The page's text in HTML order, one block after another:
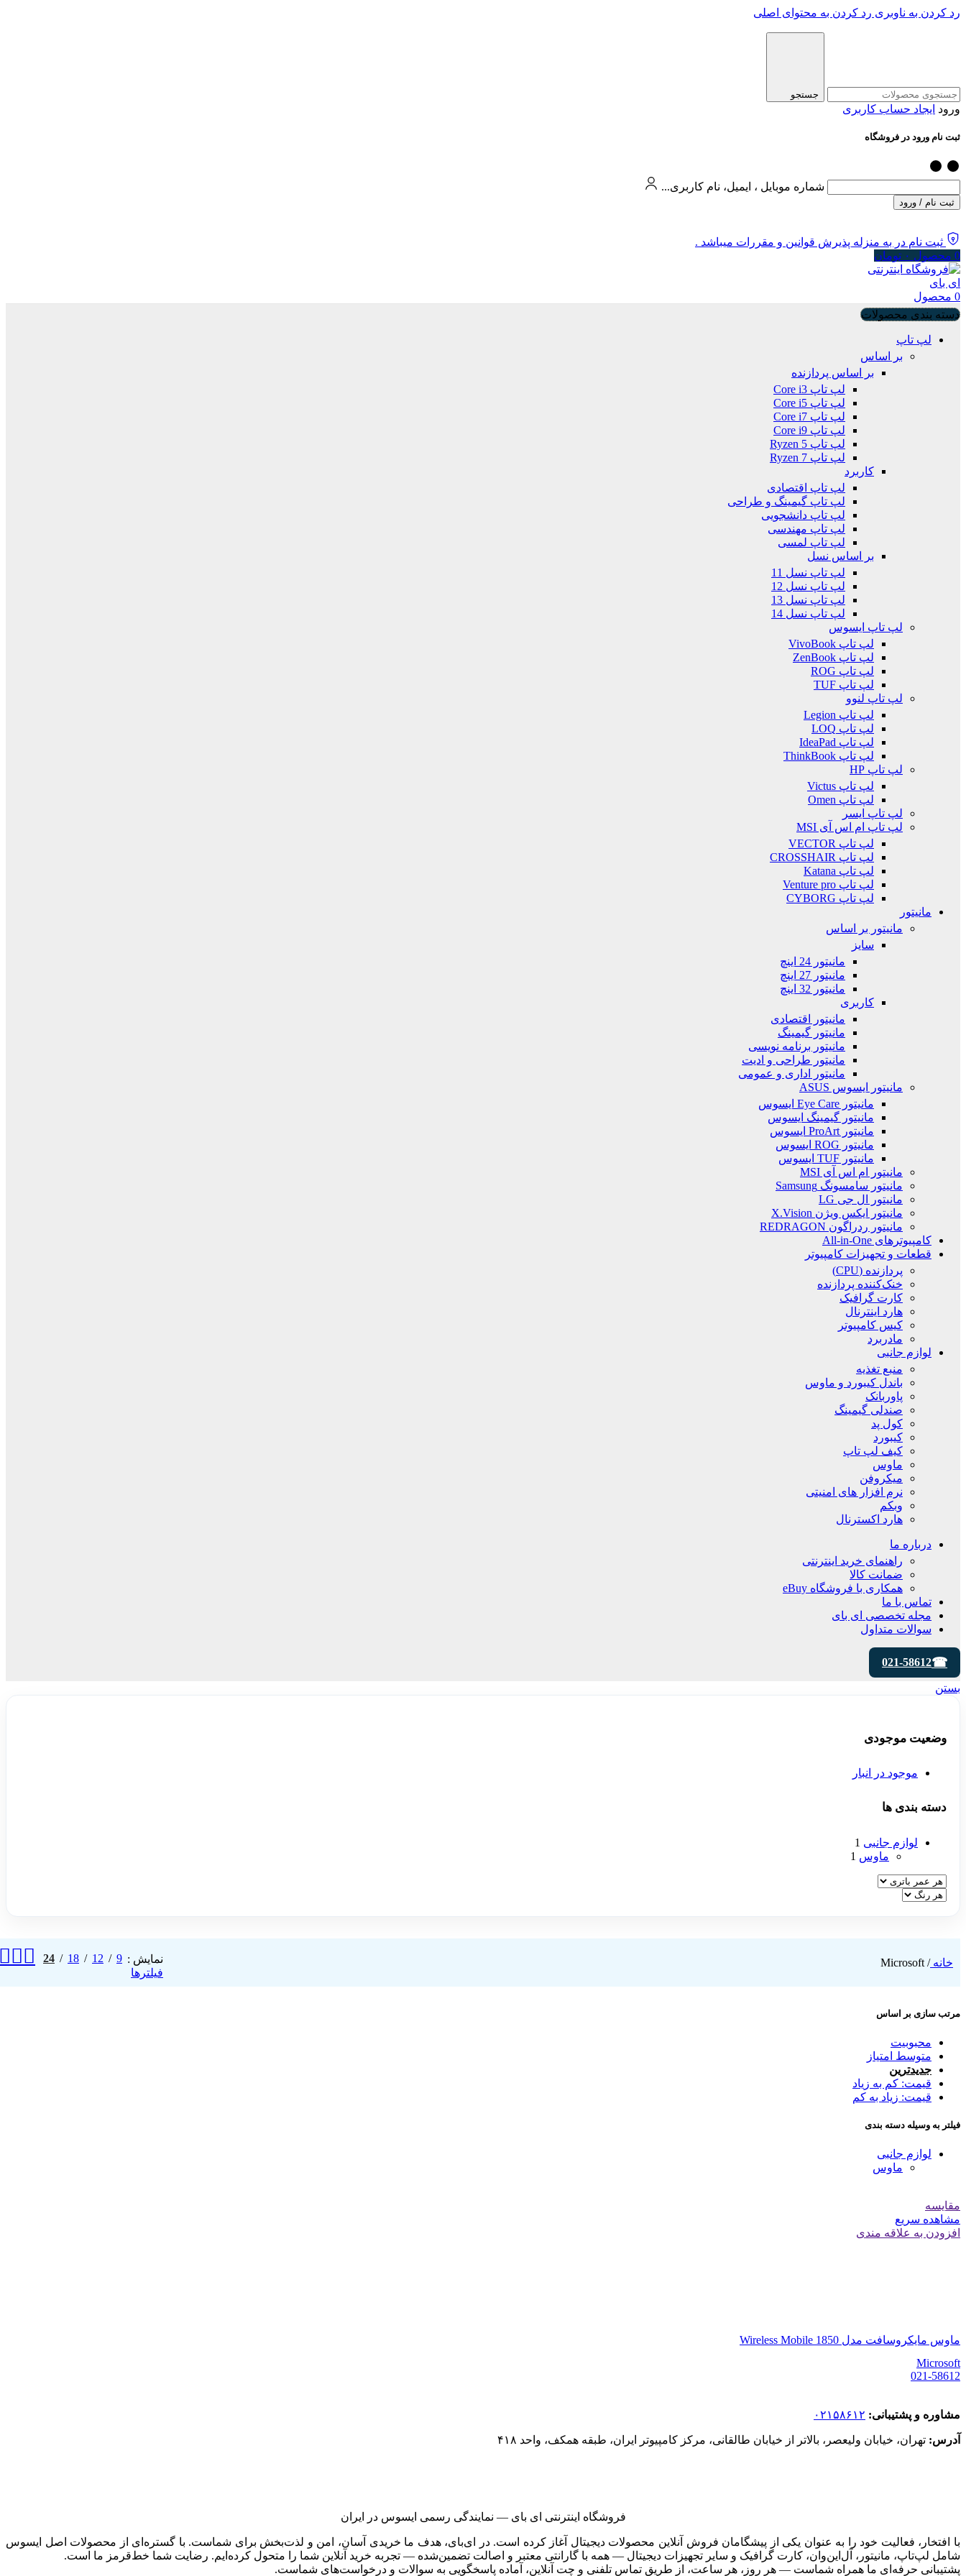
رد کردن به ناوبری رد کردن به محتوای اصلی
جستجو
ورود ایجاد حساب کاربری
ثبت نام ورود در فروشگاه
شماره موبایل ، ایمیل، نام کاربری...
ثبت نام / ورود
ثبت نام در به منزله پذیرش قوانین و مقررات میباشد .
0 محصول ۰ تومان
0 محصول
دسته بندی محصولات
لپ تاپ
بر اساس
بر اساس پردازنده
لپ تاپ Core i3
لپ تاپ Core i5
لپ تاپ Core i7
لپ تاپ Core i9
لپ تاپ Ryzen 5
لپ تاپ Ryzen 7
کاربرد
لپ تاپ اقتصادی
لپ تاپ گیمینگ و طراحی
لپ تاپ دانشجویی
لپ تاپ مهندسی
لپ تاپ لمسی
بر اساس نسل
لپ تاپ نسل 11
لپ تاپ نسل 12
لپ تاپ نسل 13
لپ تاپ نسل 14
لپ تاپ ایسوس
لپ تاپ VivoBook
لپ تاپ ZenBook
لپ تاپ ROG
لپ تاپ TUF
لپ تاپ لنوو
لپ تاپ Legion
لپ تاپ LOQ
لپ تاپ IdeaPad
لپ تاپ ThinkBook
لپ تاپ HP
لپ تاپ Victus
لپ تاپ Omen
لپ تاپ ایسر
لپ تاپ ام اس آی MSI
لپ تاپ VECTOR
لپ تاپ CROSSHAIR
لپ تاپ Katana
لپ تاپ Venture pro
لپ تاپ CYBORG
مانیتور
مانیتور بر اساس
سایز
مانیتور 24 اینچ
مانیتور 27 اینچ
مانیتور 32 اینچ
کاربری
مانیتور اقتصادی
مانیتور گیمینگ
مانیتور برنامه نویسی
مانیتور طراحی و ادیت
مانیتور اداری و عمومی
مانیتور ایسوس ASUS
مانیتور Eye Care ایسوس
مانیتور گیمینگ ایسوس
مانیتور ProArt ایسوس
مانیتور ROG ایسوس
مانیتور TUF ایسوس
مانیتور ام اس آی MSI
مانیتور سامسونگ Samsung
مانیتور ال جی LG
مانیتور ایکس ویژن X.Vision
مانیتور ردراگون REDRAGON
کامپیوترهای All-in-One
قطعات و تجهیزات کامپیوتر
پردازنده (CPU)
خنک‌کننده پردازنده
کارت گرافیک
هارد اینترنال
کیس کامپیوتر
مادربرد
لوازم جانبی
منبع تغذیه
باندل کیبورد و ماوس
پاوربانک
صندلی گیمینگ
کول پد
کیبورد
کیف لپ تاپ
ماوس
میکروفن
نرم افزار های امنیتی
وبکم
هارد اکسترنال
درباره ما
راهنمای خرید اینترنتی
ضمانت کالا
همکاری با فروشگاه eBuy
تماس با ما
مجله تخصصی ای‌ بای
سوالات متداول
021-58612
بستن
وضعیت موجودی
موجود در انبار
دسته بندی ها
لوازم جانبی 1
ماوس 1
خانه/
Microsoft نمایش 9
12
18
24
فیلترها
مرتب سازی بر اساس
محبوبیت
متوسط امتیاز
جدیدترین
قیمت: کم به زیاد
قیمت: زیاد به کم
فیلتر به وسیله دسته بندی
لوازم جانبی
ماوس
مقایسه
مشاهده سریع
افزودن به علاقه مندی
ماوس مایکروسافت مدل Wireless Mobile 1850
Microsoft
021-58612
مشاوره و پشتیبانی: ۰۲۱۵۸۶۱۲
آدرس: تهران، خیابان ولیعصر، بالاتر از خیابان طالقانی، مرکز کامپیوتر ایران، طبقه همکف، واحد ۴۱۸
فروشگاه اینترنتی ای‌ بای — نمایندگی رسمی ایسوس در ایران
با افتخار، فعالیت خود را به عنوان یکی از پیشگامان فروش آنلاین محصولات دیجیتال آغاز کرده است. در ای‌بای، هدف ما خریدی آسان، امن و لذت‌بخش برای شماست. با گستره‌ای از محصولات اصل ایسوس
شامل لپ‌تاپ، مانیتور، آل‌این‌وان، کارت گرافیک و سایر تجهیزات دیجیتال — همه با گارانتی معتبر و اصالت تضمین‌شده — تجربه خرید آنلاین شما را متحول کرده‌ایم. رضایت شما خط‌قرمز ما است.
پشتیبانی حرفه‌ای ما همراه شماست — هر روز، هر ساعت، از طریق تماس تلفنی و چت آنلاین، آماده پاسخگویی به سوالات و درخواست‌های شماست.